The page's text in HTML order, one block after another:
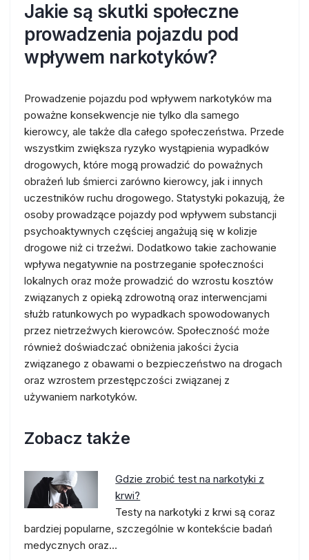
Jakie są skutki społeczne
prowadzenia pojazdu pod
wpływem narkotyków?
Prowadzenie pojazdu pod wpływem narkotyków ma
poważne konsekwencje nie tylko dla samego
kierowcy, ale także dla całego społeczeństwa. Przede
wszystkim zwiększa ryzyko wystąpienia wypadków
drogowych, które mogą prowadzić do poważnych
obrażeń lub śmierci zarówno kierowcy, jak i innych
uczestników ruchu drogowego. Statystyki pokazują, że
osoby prowadzące pojazdy pod wpływem substancji
psychoaktywnych częściej angażują się w kolizje
drogowe niż ci trzeźwi. Dodatkowo takie zachowanie
wpływa negatywnie na postrzeganie społeczności
lokalnych oraz może prowadzić do wzrostu kosztów
związanych z opieką zdrowotną oraz interwencjami
służb ratunkowych po wypadkach spowodowanych
przez nietrzeźwych kierowców. Społeczność może
również doświadczać obniżenia jakości życia
związanego z obawami o bezpieczeństwo na drogach
oraz wzrostem przestępczości związanej z
używaniem narkotyków.
Zobacz także
Gdzie zrobić test na narkotyki z
krwi?
Testy na narkotyki z krwi są coraz
bardziej popularne, szczególnie w kontekście badań
medycznych oraz…